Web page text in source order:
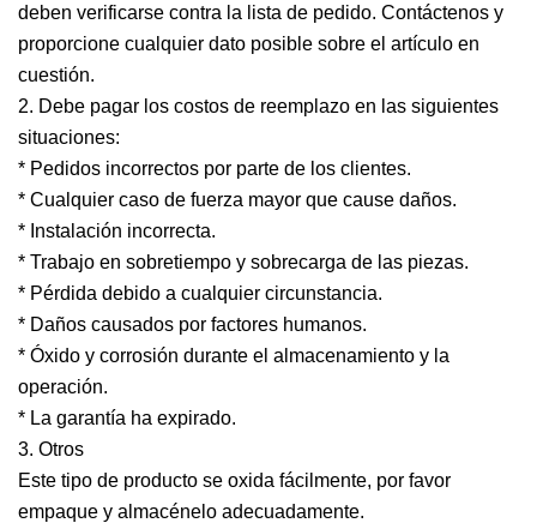
deben verificarse contra la lista de pedido. Contáctenos y
proporcione cualquier dato posible sobre el artículo en
cuestión.
2. Debe pagar los costos de reemplazo en las siguientes
situaciones:
* Pedidos incorrectos por parte de los clientes.
* Cualquier caso de fuerza mayor que cause daños.
* Instalación incorrecta.
* Trabajo en sobretiempo y sobrecarga de las piezas.
* Pérdida debido a cualquier circunstancia.
* Daños causados por factores humanos.
* Óxido y corrosión durante el almacenamiento y la
operación.
* La garantía ha expirado.
3. Otros
Este tipo de producto se oxida fácilmente, por favor
empaque y almacénelo adecuadamente.